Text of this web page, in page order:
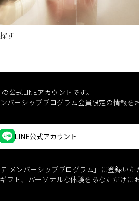
す
公式LINEアカウントです。
バーシッププログラム会員限定の情報を
LINE公式アカウント
メンバーシッププログラム」に登録いた
フト、パーソナルな体験をあなただけに